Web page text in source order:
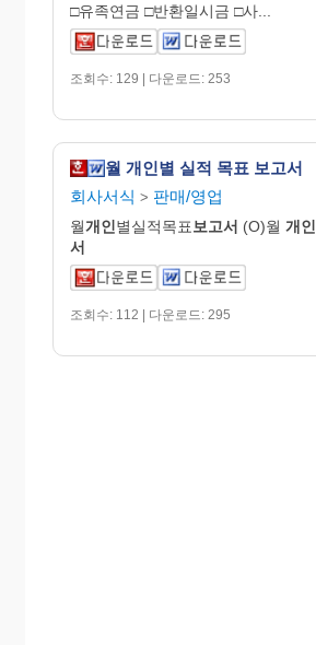
□유족연금 □반환일시금 □사...
조회수: 129 | 다운로드: 253
월 개인별 실적 목표 보고서
회사서식 > 판매/영업
월개인별실적목표 보고서 (O)월 개인
서
조회수: 112 | 다운로드: 295